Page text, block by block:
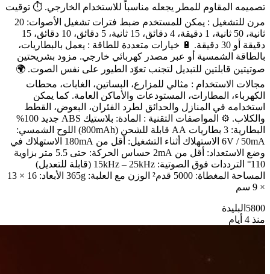
تصميمه المقاوم للمطر يجعله مناسباً للاستخدام الخارجي. ⏱ توقيت
مرن للتشغيل : يمكن للمستخدم ضبط فترات تشغيل الأصوات: 20
ثانية، 50 ثانية، 1 دقيقة، 4 دقائق، 15 ثانية، 5 دقائق، 10 دقائق، 15
دقيقة أو 30 دقيقة. 🔋 خيارات متعددة للطاقة : يعمل بالبطاريات،
بالطاقة الشمسية أو عبر مصدر كهربائي خارجي. مزود بشريحتين
صوتيتين قابلتين للتبديل لتجنب تعوّد الطيور على نفس الصوت. 🌍
مجالات الاستخدام : مثالي للمزارع، البساتين، الغابات، محطات
الكهرباء، المطارات، المستودعات والأماكن العامة. كما يمكن
استخدامه في المنازل والحدائق لطرد الفئران، البعوض، القطط
والكلاب. ⚙️ المواصفات التقنية : المادة: بلاستيك ABS جديد 100%
البطارية: 3 بطاريات AA قابلة للشحن (800mAh) اللوح الشمسي:
6V / 50mA الاستهلاك أثناء التشغيل: أقل من 180mA الاستهلاك في
وضع الاستعداد: أقل من 2mA حساس الحركة: حتى 5.5 متر بزاوية
110° الترددات فوق الصوتية: 15kHz – 25kHz (قابلة للتعديل)
المساحة المغطاة: 5000 قدم² الوزن مع العلبة: 365g الأبعاد: 16 × 13
× 9 سم
5800 البليدة
منذ 4 أيام